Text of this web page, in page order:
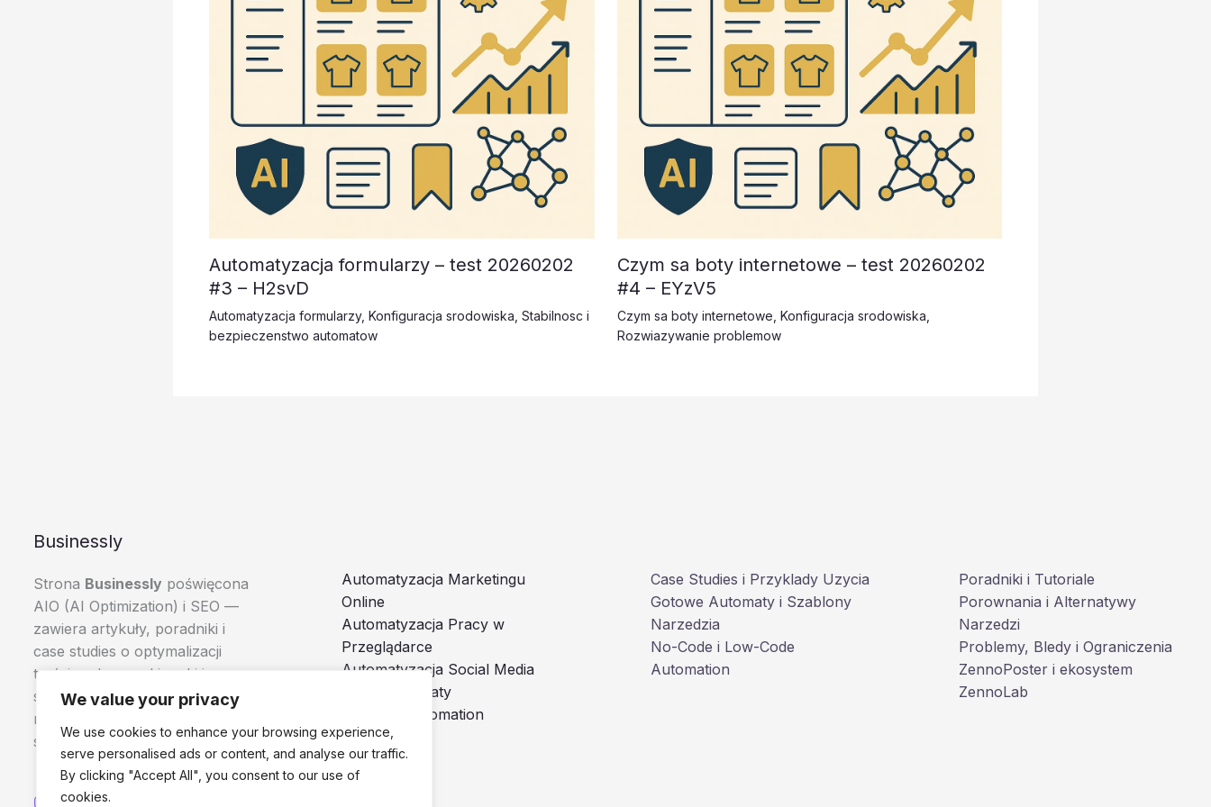
We value your privacy
We use cookies to enhance your browsing experience,
serve personalised ads or content, and analyse our traffic.
By clicking "Accept All", you consent to our use of
cookies.
Automatyzacja formularzy – test 20260202
#3 – H2svD
Automatyzacja formularzy, Konfiguracja srodowiska Stabilnosc i
bezpieczenstwo automatow
Czym sa boty internetowe – test 20260202
#4 – EYzV5
Czym sa boty internetowe Konfiguracja srodowiska
Rozwiazywanie problemow
Businessly
Strona Businessly poświęcona
AIO (AI Optimization) i SEO —
zawiera artykuły, poradniki i
case studies o optymalizacji
treści pod wyszukiwarki i
systemy AI, skierowane do
marketerów, e-commerce i
specjalistów SEO.
Automatyzacja Marketingu
Online
Automatyzacja Pracy w
Przeglądarce
Automatyzacja Social Media
Boty i Automaty
Browser Automation
Case Studies i Przyklady Uzycia
Gotowe Automaty i Szablony
Narzedzia
No-Code i Low-Code
Automation
Poradniki i Tutoriale
Porownania i Alternatywy
Narzedzi
Problemy, Bledy i Ograniczenia
ZennoPoster i ekosystem
ZennoLab